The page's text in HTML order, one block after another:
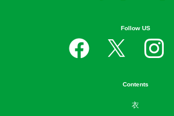
Follow US
Contents
衣